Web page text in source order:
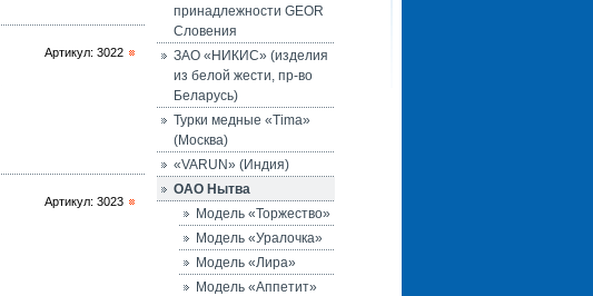
Артикул: 3022
Артикул: 3023
принадлежности GEOR
Словения
ЗАО «НИКИС» (изделия
из белой жести, пр-во
Беларусь)
Турки медные «Tima»
(Москва)
«VARUN» (Индия)
ОАО Нытва
Модель «Торжество»
Модель «Уралочка»
Модель «Лира»
Модель «Аппетит»